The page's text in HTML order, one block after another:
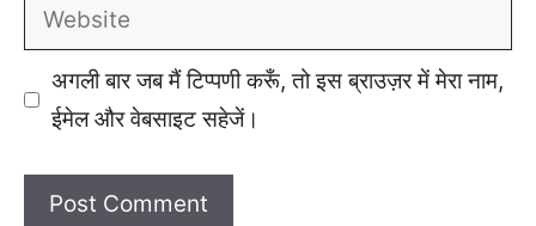
Website
अगली बार जब मैं टिप्पणी करूँ, तो इस ब्राउज़र में मेरा नाम,
ईमेल और वेबसाइट सहेजें।